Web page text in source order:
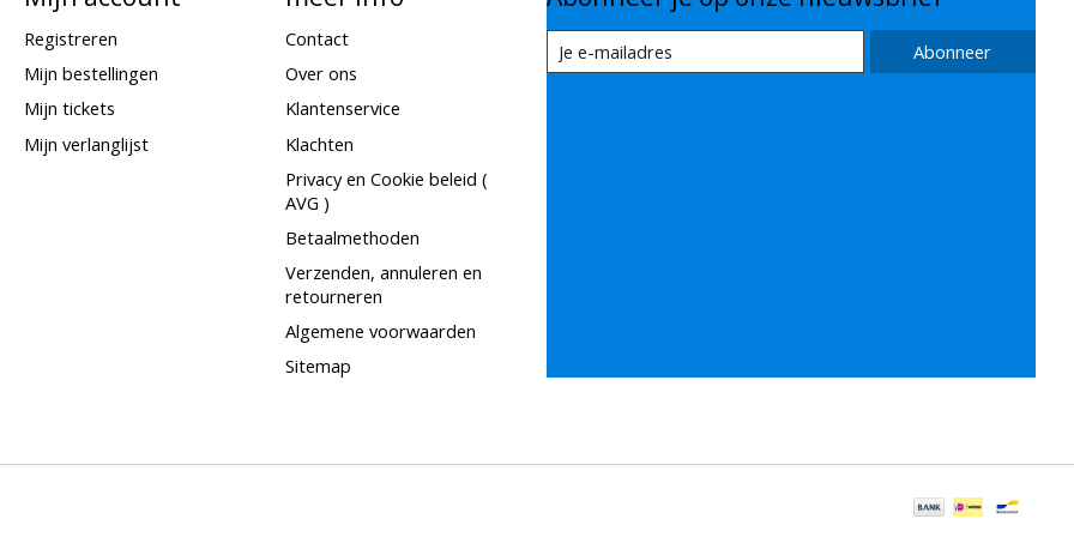
Registreren
Mijn bestellingen
Mijn tickets
Mijn verlanglijst
Contact
Over ons
Klantenservice
Klachten
Privacy en Cookie beleid (
AVG )
Betaalmethoden
Verzenden, annuleren en
retourneren
Algemene voorwaarden
Sitemap
Abonneer